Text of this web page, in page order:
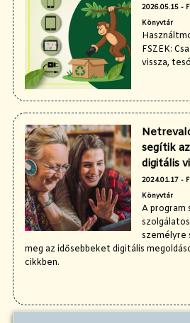
2026.05.15 -
Könyvtár
FSZEK:
vissza,
segítik
digitális
2024.01.17 -
Könyvtár
A program
személyre
meg az idősebbeket digitális
cikkben.